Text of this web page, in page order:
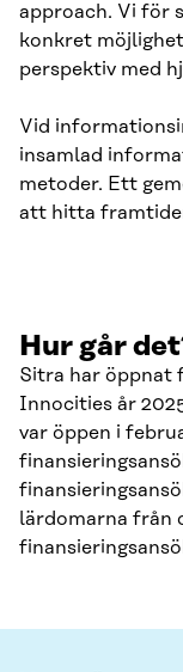
approach. Vi för
konkret
perspektiv med
Vid
insamlad
metoder. Ett
att hitta
Hur går
Sitra har öppnat
Innocities år
var öppen i
lärdomarna från